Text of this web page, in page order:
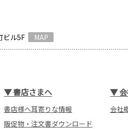
ビル5F
MAP
▼書店さまへ
書店様へ耳寄りな情報
販促物・注文書ダウンロード
▼
会社